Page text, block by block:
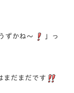
ずかね～
」っ
まだまだです